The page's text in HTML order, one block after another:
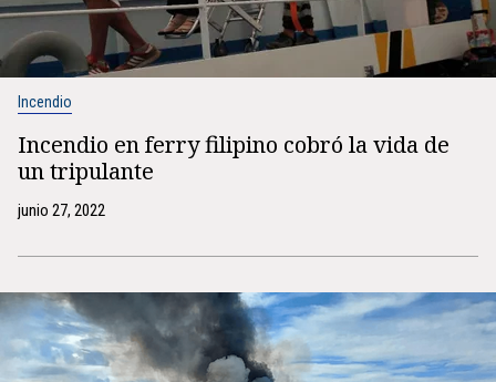
Incendio
Incendio en ferry filipino cobró la vida de
un tripulante
junio 27, 2022